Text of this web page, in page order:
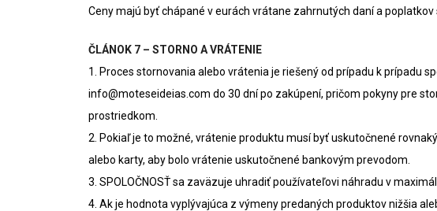
Ceny majú byť chápané v eurách vrátane zahrnutých daní a
ČLÁNOK 7 – STORNO A VRÁTENIE
1. Proces stornovania alebo vrátenia je riešený od prípadu k prípadu
info@moteseideias.com do 30 dní po zakúpení, pričom pokyny pre
prostriedkom.
2. Pokiaľ je to možné, vrátenie produktu musí byť uskutočnené
alebo karty, aby bolo vrátenie uskutočnené bankovým prevodom.
3. SPOLOČNOSŤ sa zaväzuje uhradiť používateľovi náhradu v
4. Ak je hodnota vyplývajúca z výmeny predaných produktov nižšia